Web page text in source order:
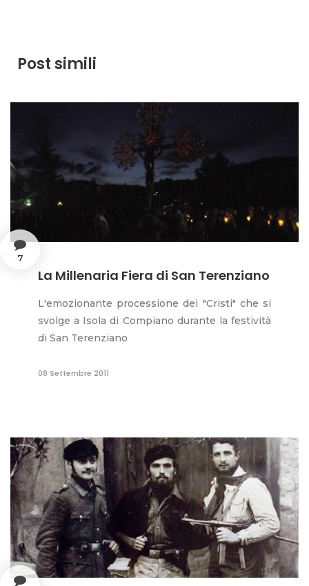
Post simili
7
La Millenaria Fiera di San Terenziano
L'emozionante processione dei "Cristi" che si
svolge a Isola di Compiano durante la festività
di San Terenziano
08 Settembre 2011